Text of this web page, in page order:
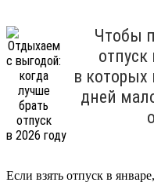
Чтобы
в
дней
Если взять отпуск в